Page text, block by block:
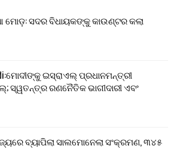
ମୋଡ଼: ସଦର ବିଧାୟକଙ୍କୁ କାଉଣ୍ଟର କଲା
ଇସ୍ରାଏଲ୍ ପ୍ରଧାନମନ୍ତ୍ରୀ
ସ୍ୱତନ୍ତ୍ର ରଣନୈତିକ ଭାଗୀଦାରୀ ଏବଂ
ବ୍ୟାପିଲା ସାଲମୋନେଲା ସଂକ୍ରମଣ, ୩୪୫